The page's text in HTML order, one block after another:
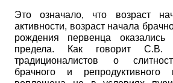
Это означало, что возраст
активности, возраст начала
рождения первенца
предела. Как говорит С.В.
традиционалистов о
брачного и репродуктивного